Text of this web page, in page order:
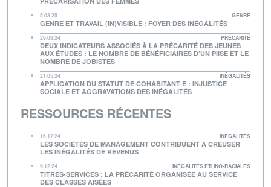
5.03.25 GENRE
GENRE ET TRAVAIL (IN)VISIBLE : FOYER DES INÉGALITÉS
29.08.24 PRÉCARITÉ
DEUX INDICATEURS ASSOCIÉS À LA PRÉCARITÉ DES JEUNES
AUX ÉTUDES : LE NOMBRE DE BÉNÉFICIAIRES D’UN PIISE ET LE
NOMBRE DE JOBISTES
21.05.24 INÉGALITÉS
APPLICATION DU STATUT DE COHABITANT·E : INJUSTICE
SOCIALE ET AGGRAVATIONS DES INÉGALITÉS
RESSOURCES RÉCENTES
16.12.24 INÉGALITÉS
LES SOCIÉTÉS DE MANAGEMENT CONTRIBUENT À CREUSER
LES INÉGALITÉS DE REVENUS
9.12.24 INÉGALITÉS ETHNO-RACIALES
TITRES-SERVICES : LA PRÉCARITÉ ORGANISÉE AU SERVICE
DES CLASSES AISÉES